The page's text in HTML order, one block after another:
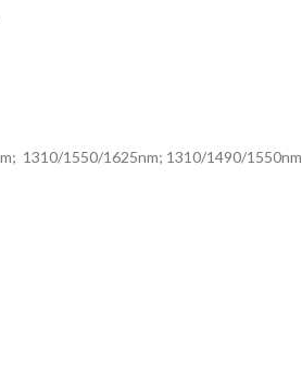
1310/1550/1625nm; 1310/1490/1550nm